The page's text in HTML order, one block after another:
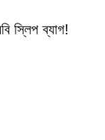
স্লিপ ব্যাগ!